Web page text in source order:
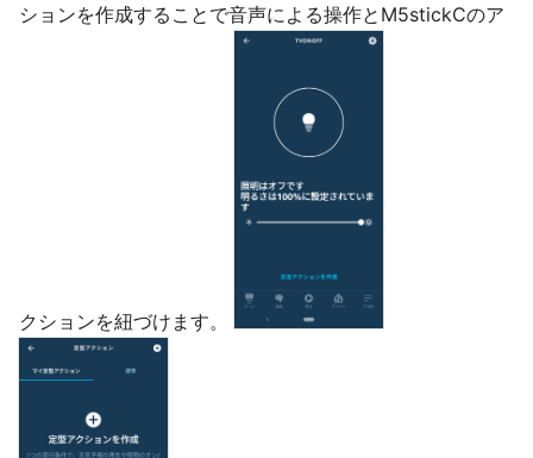
ションを作成することで音声による操作とM5stickCのア
クションを紐づけます。